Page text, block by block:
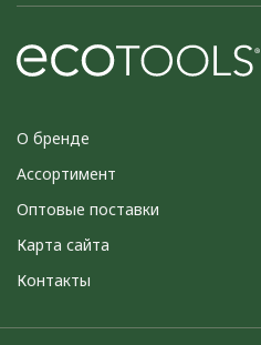
О бренде
Ассортимент
Оптовые поставки
Карта сайта
Контакты